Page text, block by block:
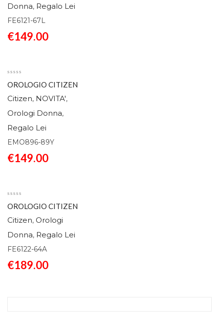
67L
Donna, Regalo Lei
FE6121-67L
€149.00
OROLOGIO CITIZEN
CLASSIC EMO896-89Y
Citizen, NOVITA',
Orologi Donna,
Regalo Lei
EMO896-89Y
€149.00
OROLOGIO CITIZEN
LADY CLASSICO
Citizen, Orologi
Donna, Regalo Lei
FE6122-64A
€189.00